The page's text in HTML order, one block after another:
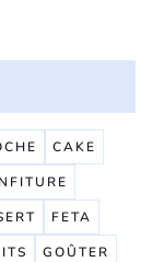
CAKE
FETA
GOÛTER